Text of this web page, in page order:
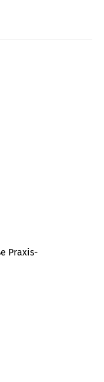
Praxis-